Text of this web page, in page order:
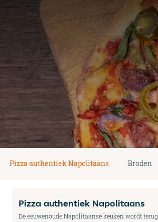
Pizza authentiek Napolitaans Broden
Pizza authentiek Napolitaans
De eeuwenoude Napolitaanse keuken wordt